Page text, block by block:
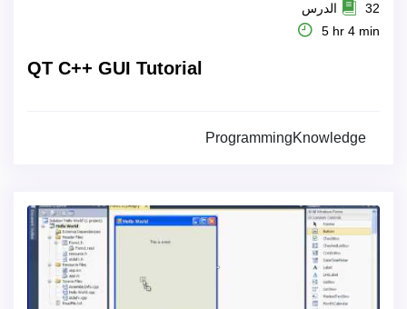
32 الدرس
5 hr 4 min
QT C++ GUI Tutorial
ProgrammingKnowledge